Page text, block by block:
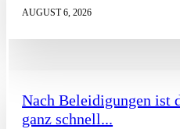
AUGUST 6, 2026
Nach Beleidigungen ist
ganz schnell...